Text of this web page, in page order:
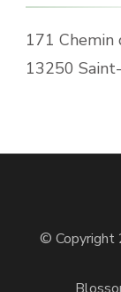
171 Chemin
13250
©